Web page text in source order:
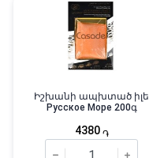
Իշխանի ապխտած իլե
Русское Море 200գ
4380 ֏